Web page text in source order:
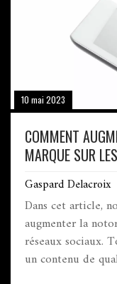
10 mai 2023
COMMENT
MARQUE SUR
Gaspard Delacroix
Dans cet article,
augmenter la
réseaux sociaux.
un contenu de